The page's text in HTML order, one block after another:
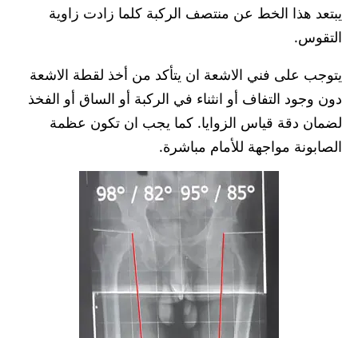
يبتعد هذا الخط عن منتصف الركبة كلما زادت زاوية
التقوس.
يتوجب على فني الاشعة ان يتأكد من أخذ لقطة الاشعة
دون وجود التفاف أو انثناء في الركبة أو الساق أو الفخذ
لضمان دقة قياس الزوايا. كما يجب ان تكون عظمة
الصابونة مواجهة للأمام مباشرة.